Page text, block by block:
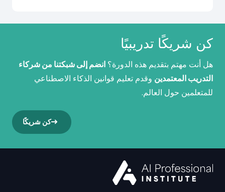
كن شريكًا تدريبيًا
هل أنت مهتم بتقديم هذه الدورة؟ انضم إلى شبكتنا من شركاء
التدريب المعتمدين وقدم تعليم قوانين الذكاء الاصطناعي
للمتعلمين حول العالم.
كن شريكًا